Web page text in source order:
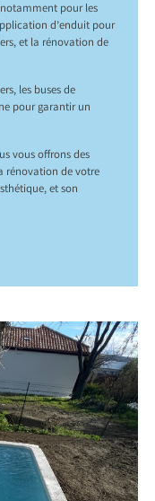
pour les
d’enduit pour
et la rénovation de
les buses de
pour garantir un
vous offrons des
rénovation de votre
et son